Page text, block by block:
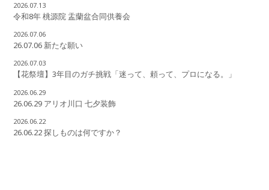
2026.07.13
令和8年 桃源院 盂蘭盆合同供養会
2026.07.06
26.07.06 新たな願い
2026.07.03
【花祭壇】3年目のガチ挑戦「迷って、頼って、プロになる。」
2026.06.29
26.06.29 アリオ川口 七夕装飾
2026.06.22
26.06.22 探しものは何ですか？